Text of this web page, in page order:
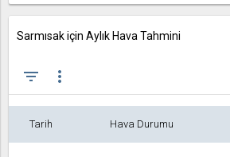
Sarmısak için Aylık Hava Tahmini
filter_list more_vert
Tarih Hava Durumu